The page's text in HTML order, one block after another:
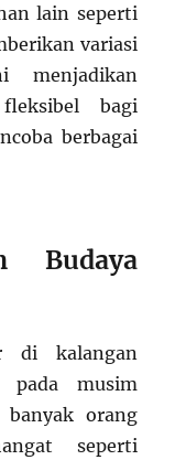
lain seperti
variasi
bagi
berbagai
Budaya
di kalangan
pada musim
orang
seperti